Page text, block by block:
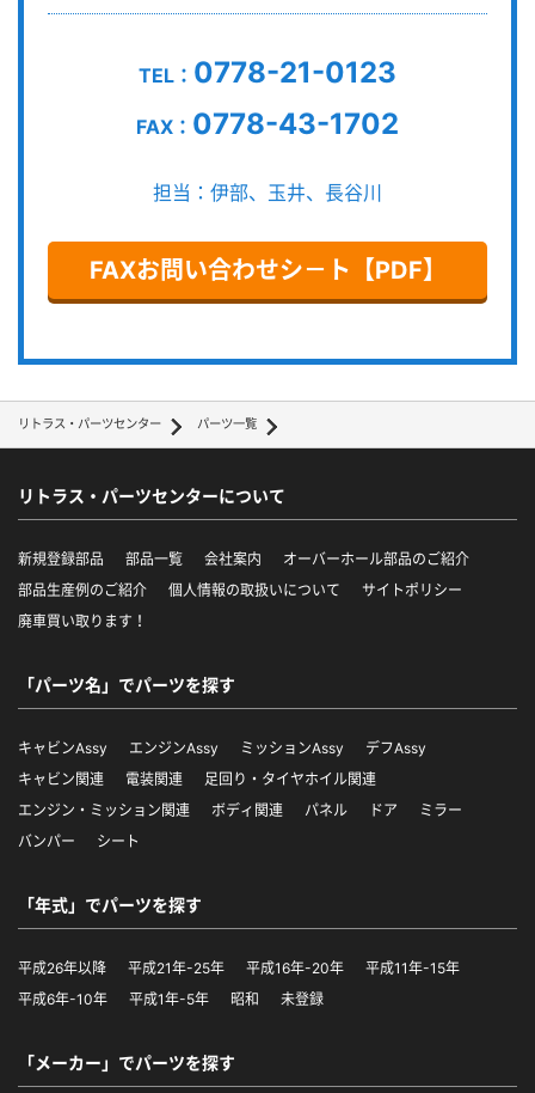
TEL： 0778-21-0123
FAX： 0778-43-1702
担当：伊部、玉井、長谷川
FAXお問い合わせシ－ト【PDF】
リトラス・パーツセンター パーツ一覧
リトラス・パーツセンターについて
新規登録部品 部品一覧 会社案内
オーバーホール部品のご紹介
部品生産例のご紹介
個人情報の取扱いについて
サイトポリシー
廃車買い取ります！
「パーツ名」でパーツを探す
キャビンAssy エンジンAssy ミッションAssy
デフAssy
キャビン関連
電装関連
足回り・タイヤホイル関連
エンジン・ミッション関連
ボディ関連 パネル ドア
ミラー
バンパー
シート
「年式」でパーツを探す
平成26年以降 平成21年-25年 平成16年-20年
平成11年-15年
平成6年-10年
平成1年-5年 昭和 未登録
「メーカー」でパーツを探す